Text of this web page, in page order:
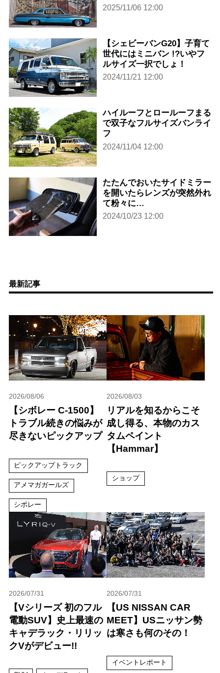
2025/11/06 12:00
【シェビーバンG20】子育て
世代にはミニバン !?いやフ
ルサイズ一択でしょ！
2024/11/21 12:00
ハイルーフとロールーフまる
で双子なフルサイズバンライ
フ
2024/11/04 12:00
たたんでおいたサイドミラー
を開いたらレンズが突然外れ
て粉々に…
2024/10/23 12:00
最新記事
2026/08/06
【シボレー C-1500】
トラブル続きの悩みが
尽きないピックアップ
ピックアップトラック
アメマガガールズ
シボレー
2026/08/03
リアルを知るからこそ
成し得る、本物のカス
タムペイント
【Hammar】
ショップ
2026/07/31
【Vシリーズ 初のフル
電動SUV】史上最速の
キャデラック・リリッ
クVがデビュー!!
2026/07/31
【US NISSAN CAR
MEET】USニッサン勢
は寒さも何のその！
イベントレポート